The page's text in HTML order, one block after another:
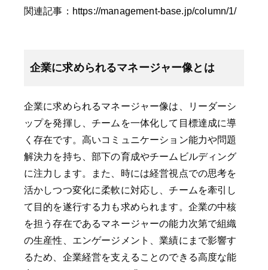
関連記事： https://management-base.jp/column/1/
企業に求められるマネージャー像とは
企業に求められるマネージャー像は、リーダーシ
ップを発揮し、チームを一体化して目標達成に導
く存在です。高いコミュニケーション能力や問題
解決力を持ち、部下の育成やチームビルディング
に注力します。また、時には経営視点での思考を
活かしつつ変化に柔軟に対応し、チームを牽引し
て目的を遂行する力も求められます。企業の中核
を担う存在であるマネージャーの能力次第で組織
の生産性、エンゲージメント、業績にまで影響す
るため、企業経営を支えることのできる高度な能